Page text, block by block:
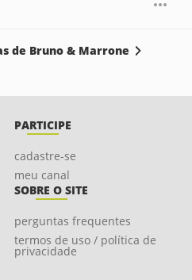
de Bruno & Marrone
PARTICIPE
cadastre-se
meu canal
SOBRE O SITE
perguntas frequentes
termos de uso / política de
privacidade